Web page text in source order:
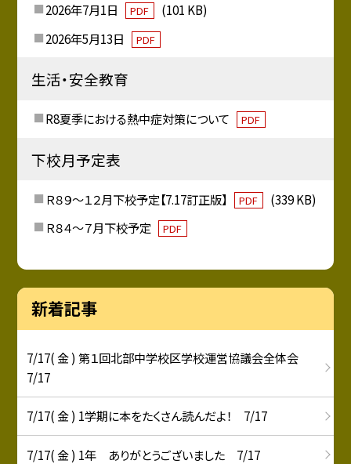
2026年7月1日 PDF
(101 KB)
2026年5月13日
PDF
生活・安全教育
R8夏季における熱中症対策について PDF
下校月予定表
Ｒ８９～１２月下校予定【7.17訂正版】 PDF
(339 KB)
Ｒ８４～７月下校予定
PDF
新着記事
7/17( 金 ) 第１回北部中学校区学校運営協議会全体会
7/17
7/17( 金 ) 1学期に本をたくさん読んだよ！ 7/17
7/17( 金 ) 1年 ありがとうございました 7/17